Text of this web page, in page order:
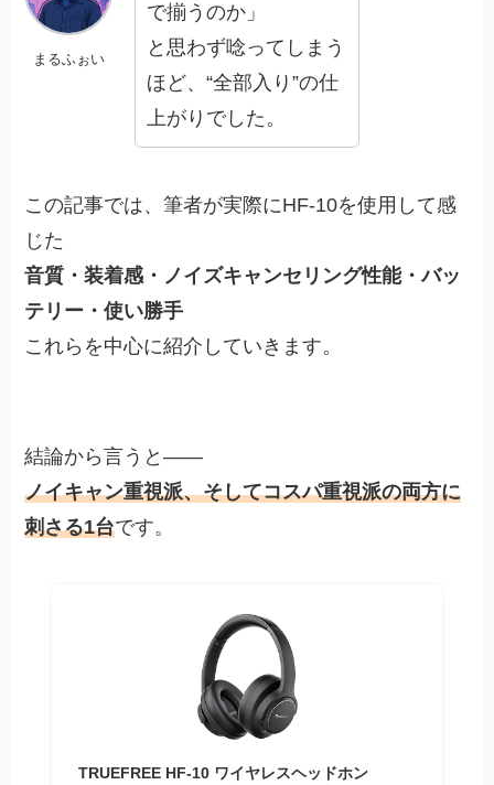
まるふぉい
で揃うのか」
と思わず唸ってしまう
ほど、“全部入り”の仕
上がりでした。
この記事では、筆者が実際にHF-10を使用して感
じた
音質・装着感・ノイズキャンセリング性能・バッ
テリー・使い勝手
これらを中心に紹介していきます。
結論から言うと――
ノイキャン重視派、そしてコスパ重視派の両方に
刺さる1台です。
TRUEFREE HF-10 ワイヤレスヘッドホン